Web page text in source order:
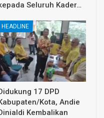
Seluruh Kader…
HEADLINE
17 DPD
Kota, Andie
Kembalikan